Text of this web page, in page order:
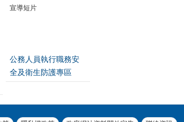
宣導短片
公務人員執行職務安
全及衛生防護專區